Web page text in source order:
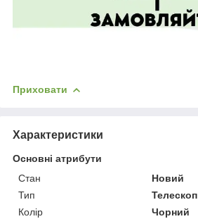
Приховати
Характеристики
Основні атрибути
Стан
Новий
Тип
Телескоп
Колір
Чорний